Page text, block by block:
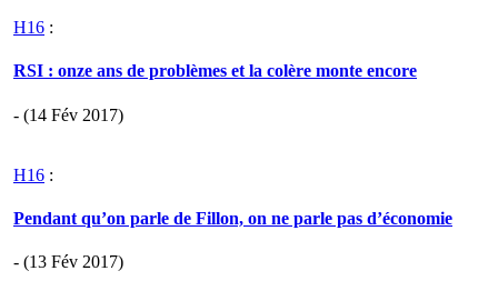
H16 :
RSI : onze ans de problèmes et la colère monte encore
- (14 Fév 2017)
H16 :
Pendant qu’on parle de Fillon, on ne parle pas d’économie
- (13 Fév 2017)